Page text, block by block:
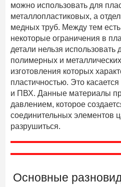
можно использовать для
металлопластиковых, а
медных труб. Между тем
некоторые ограничения в
детали нельзя использовать
полимерных и
изготовления которых
пластичностью. Это
и ПВХ. Данные материалы
давлением, которое
соединительных элементов
разрушиться.
Основные